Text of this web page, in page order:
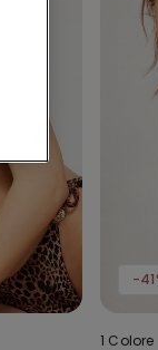
-
1 Colore